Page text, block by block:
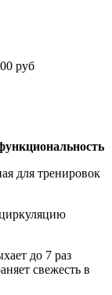
руб
для тренировок
до 7 раз
свежесть в